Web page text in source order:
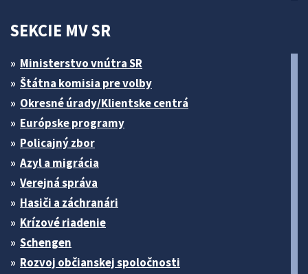
SEKCIE MV SR
Ministerstvo vnútra SR
Štátna komisia pre volby
Okresné úrady/Klientske centrá
Európske programy
Policajný zbor
Azyl a migrácia
Verejná správa
Hasiči a záchranári
Krízové riadenie
Schengen
Rozvoj občianskej spoločnosti